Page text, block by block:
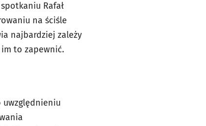
Rafał
na ściśle
najbardziej zależy
to zapewnić.
uwzględnieniu